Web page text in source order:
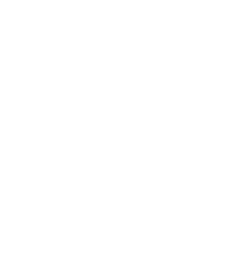
Sinds Hij heeft ons zijn
die zijn enige en
heeft God ons geen
Hij heeft in dit éne
Méér heeft Hij niet te
(H. Johannes van het